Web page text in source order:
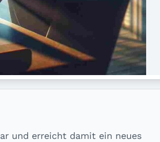
und erreicht damit ein neues